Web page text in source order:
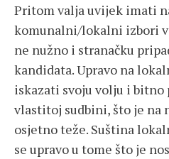
Pritom valja uvijek imati
komunalni/lokalni izbori
ne nužno i stranačku
kandidata. Upravo na
iskazati svoju volju i
vlastitoj sudbini, što je na
osjetno teže. Suština
se upravo u tome što je